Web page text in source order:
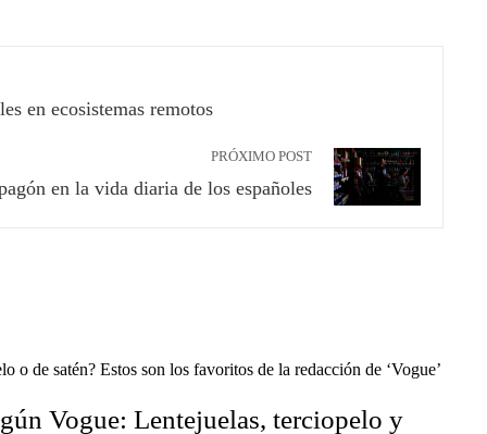
en ecosistemas remotos
PRÓXIMO POST
en la vida diaria de los españoles
Vogue: Lentejuelas, terciopelo y